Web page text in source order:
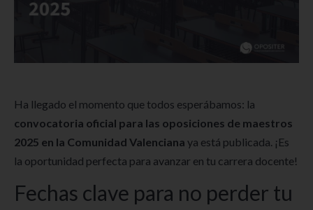
Ha llegado el momento que todos esperábamos: la
convocatoria oficial para las oposiciones de maestros
2025 en la Comunidad Valenciana ya está publicada. ¡Es
la oportunidad perfecta para avanzar en tu carrera docente!
Fechas clave para no perder tu